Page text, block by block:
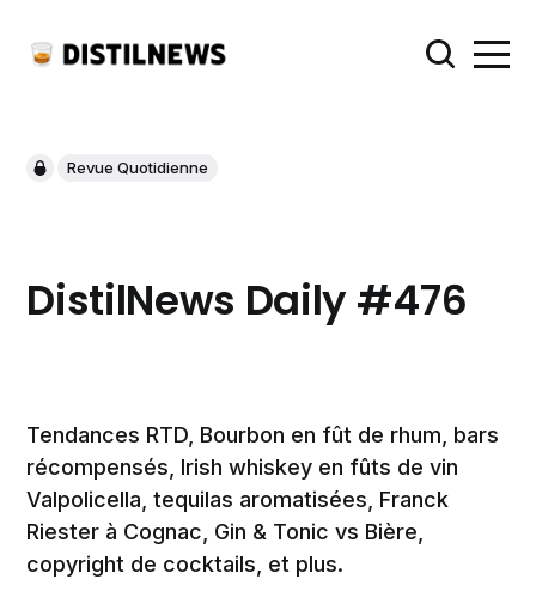
Revue Quotidienne
DistilNews Daily #476
Tendances RTD, Bourbon en fût de rhum, bars
récompensés, Irish whiskey en fûts de vin
Valpolicella, tequilas aromatisées, Franck
Riester à Cognac, Gin & Tonic vs Bière,
copyright de cocktails, et plus.